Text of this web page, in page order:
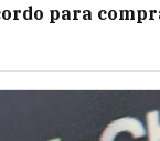
para